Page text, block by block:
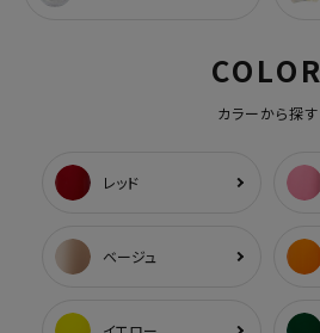
COLOR
カラーから探す
レッド
ベージュ